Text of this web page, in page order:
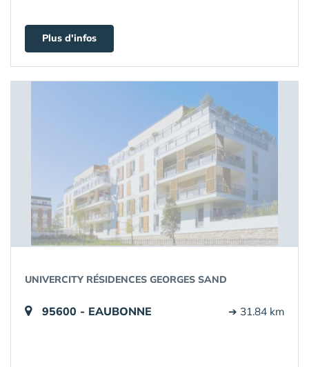
Plus d'infos
UNIVERCITY RÉSIDENCES GEORGES SAND
95600 - EAUBONNE ➔ 31.84 km